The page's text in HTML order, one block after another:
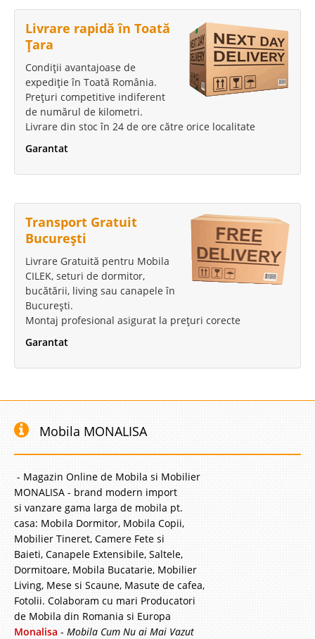
Livrare rapidă în Toată
Țara
Condiții avantajoase de
expediție în Toată România.
Prețuri competitive indiferent
de numărul de kilometri.
Livrare din stoc în 24 de ore către orice localitate
Garantat
Transport Gratuit
București
Livrare Gratuită pentru Mobila
CILEK, seturi de dormitor,
bucătării, living sau canapele în
București.
Montaj profesional asigurat la prețuri corecte
Garantat
Mobila MONALISA
- Magazin Online de Mobila si Mobilier
MONALISA - brand modern import
si vanzare gama larga de mobila pt.
casa: Mobila Dormitor, Mobila Copii,
Mobilier Tineret, Camere Fete si
Baieti, Canapele Extensibile, Saltele,
Dormitoare, Mobila Bucatarie, Mobilier
Living, Mese si Scaune, Masute de cafea,
Fotolii. Colaboram cu mari Producatori
de Mobila din Romania si Europa
Monalisa - Mobila Cum Nu ai Mai Vazut